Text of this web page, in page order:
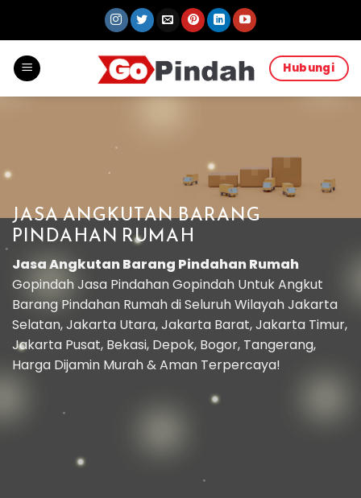
Hubungi
JASA ANGKUTAN BARANG
PINDAHAN RUMAH
Jasa Angkutan Barang Pindahan Rumah
Gopindah Jasa Pindahan Gopindah Untuk Angkut
Barang Pindahan Rumah di Seluruh Wilayah Jakarta
Selatan, Jakarta Utara, Jakarta Barat, Jakarta Timur,
Jakarta Pusat, Bekasi, Depok, Bogor, Tangerang,
Harga Dijamin Murah & Aman Terpercaya!